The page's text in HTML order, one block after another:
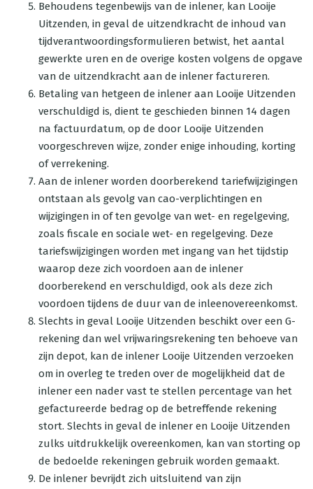
Behoudens tegenbewijs van de inlener, kan Looije
Uitzenden, in geval de uitzendkracht de inhoud van
tijdverantwoordingsformulieren betwist, het aantal
gewerkte uren en de overige kosten volgens de opgave
van de uitzendkracht aan de inlener factureren.
Betaling van hetgeen de inlener aan Looije Uitzenden
verschuldigd is, dient te geschieden binnen 14 dagen
na factuurdatum, op de door Looije Uitzenden
voorgeschreven wijze, zonder enige inhouding, korting
of verrekening.
Aan de inlener worden doorberekend tariefwijzigingen
ontstaan als gevolg van cao-verplichtingen en
wijzigingen in of ten gevolge van wet- en regelgeving,
zoals fiscale en sociale wet- en regelgeving. Deze
tariefswijzigingen worden met ingang van het tijdstip
waarop deze zich voordoen aan de inlener
doorberekend en verschuldigd, ook als deze zich
voordoen tijdens de duur van de inleenovereenkomst.
Slechts in geval Looije Uitzenden beschikt over een G-
rekening dan wel vrijwaringsrekening ten behoeve van
zijn depot, kan de inlener Looije Uitzenden verzoeken
om in overleg te treden over de mogelijkheid dat de
inlener een nader vast te stellen percentage van het
gefactureerde bedrag op de betreffende rekening
stort. Slechts in geval de inlener en Looije Uitzenden
zulks uitdrukkelijk overeenkomen, kan van storting op
de bedoelde rekeningen gebruik worden gemaakt.
De inlener bevrijdt zich uitsluitend van zijn